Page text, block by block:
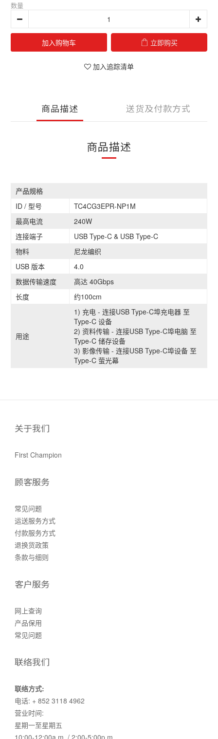
数量
加入购物车 立即购买
加入追踪清单
商品描述 送货及付款方式
商品描述
产品规格
ID / 型号
TC4CG3EPR-NP1M
最高电流
240W
连接端子
USB Type-C & USB Type-C
物料
尼龙编织
USB 版本
4.0
数据传输速度
高达 40Gbps
长度
约100cm
用途
1) 充电 - 连接USB Type-C埠充电器 至
Type-C 设备
2) 资料传输 - 连接USB Type-C埠电脑 至
Type-C 储存设备
3) 影像传输 - 连接USB Type-C埠设备 至
Type-C 萤光幕
关于我们
First Champion
顾客服务
常见问题
运送服务方式
付款服务方式
退换货政策
条款与细则
客户服务
网上查询
产品保用
常见问题
联络我们
联络方式:
电话: + 852 3118 4962
营业时间:
星期一至星期五
10:00-12:00a.m. / 2:00-5:00p.m.